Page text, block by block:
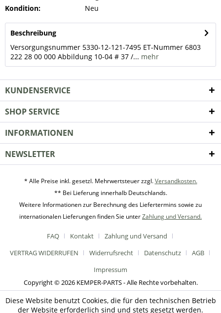
Kondition:
Neu
Beschreibung
Versorgungsnummer 5330-12-121-7495 ET-Nummer 6803
222 28 00 000 Abbildung 10-04 # 37 /... mehr
KUNDENSERVICE
SHOP SERVICE
INFORMATIONEN
NEWSLETTER
* Alle Preise inkl. gesetzl. Mehrwertsteuer zzgl.Versandkosten.
** Bei Lieferung innerhalb Deutschlands.
Weitere Informationen zur Berechnung des Liefertermins sowie zu
internationalen Lieferungen finden Sie unterZahlung und Versand.
FAQ Kontakt
Zahlung und Versand
VERTRAG WIDERRUFEN
Widerrufsrecht Datenschutz
AGB
Impressum
Copyright © 2026 KEMPER-PARTS - Alle Rechte vorbehalten.
Diese Website benutzt Cookies, die für den technischen Betrieb
der Website erforderlich sind und stets gesetzt werden.